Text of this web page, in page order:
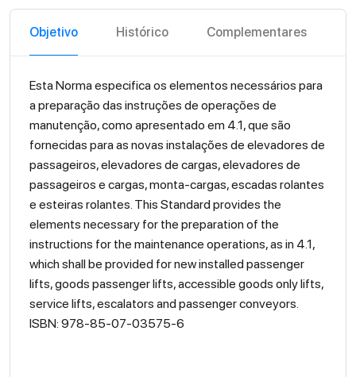
Objetivo Histórico Complementares
Esta Norma especifica os elementos necessários para
a preparação das instruções de operações de
manutenção, como apresentado em 4.1, que são
fornecidas para as novas instalações de elevadores de
passageiros, elevadores de cargas, elevadores de
passageiros e cargas, monta-cargas, escadas rolantes
e esteiras rolantes. This Standard provides the
elements necessary for the preparation of the
instructions for the maintenance operations, as in 4.1,
which shall be provided for new installed passenger
lifts, goods passenger lifts, accessible goods only lifts,
service lifts, escalators and passenger conveyors.
ISBN: 978-85-07-03575-6